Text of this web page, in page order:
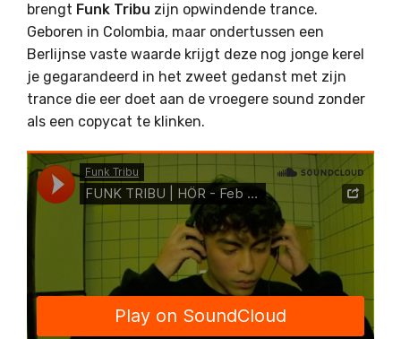
brengt Funk Tribu zijn opwindende trance.
Geboren in Colombia, maar ondertussen een
Berlijnse vaste waarde krijgt deze nog jonge kerel
je gegarandeerd in het zweet gedanst met zijn
trance die eer doet aan de vroegere sound zonder
als een copycat te klinken.